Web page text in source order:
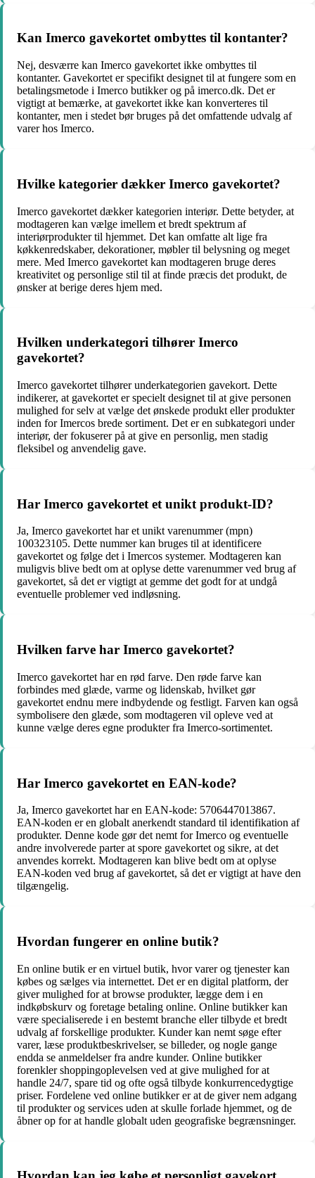
Kan Imerco gavekortet ombyttes til kontanter?
Nej, desværre kan Imerco gavekortet ikke ombyttes til
kontanter. Gavekortet er specifikt designet til at fungere som en
betalingsmetode i Imerco butikker og på imerco.dk. Det er
vigtigt at bemærke, at gavekortet ikke kan konverteres til
kontanter, men i stedet bør bruges på det omfattende udvalg af
varer hos Imerco.
Hvilke kategorier dækker Imerco gavekortet?
Imerco gavekortet dækker kategorien interiør. Dette betyder, at
modtageren kan vælge imellem et bredt spektrum af
interiørprodukter til hjemmet. Det kan omfatte alt lige fra
køkkenredskaber, dekorationer, møbler til belysning og meget
mere. Med Imerco gavekortet kan modtageren bruge deres
kreativitet og personlige stil til at finde præcis det produkt, de
ønsker at berige deres hjem med.
Hvilken underkategori tilhører Imerco
gavekortet?
Imerco gavekortet tilhører underkategorien gavekort. Dette
indikerer, at gavekortet er specielt designet til at give personen
mulighed for selv at vælge det ønskede produkt eller produkter
inden for Imercos brede sortiment. Det er en subkategori under
interiør, der fokuserer på at give en personlig, men stadig
fleksibel og anvendelig gave.
Har Imerco gavekortet et unikt produkt-ID?
Ja, Imerco gavekortet har et unikt varenummer (mpn)
100323105. Dette nummer kan bruges til at identificere
gavekortet og følge det i Imercos systemer. Modtageren kan
muligvis blive bedt om at oplyse dette varenummer ved brug af
gavekortet, så det er vigtigt at gemme det godt for at undgå
eventuelle problemer ved indløsning.
Hvilken farve har Imerco gavekortet?
Imerco gavekortet har en rød farve. Den røde farve kan
forbindes med glæde, varme og lidenskab, hvilket gør
gavekortet endnu mere indbydende og festligt. Farven kan også
symbolisere den glæde, som modtageren vil opleve ved at
kunne vælge deres egne produkter fra Imerco-sortimentet.
Har Imerco gavekortet en EAN-kode?
Ja, Imerco gavekortet har en EAN-kode: 5706447013867.
EAN-koden er en globalt anerkendt standard til identifikation af
produkter. Denne kode gør det nemt for Imerco og eventuelle
andre involverede parter at spore gavekortet og sikre, at det
anvendes korrekt. Modtageren kan blive bedt om at oplyse
EAN-koden ved brug af gavekortet, så det er vigtigt at have den
tilgængelig.
Hvordan fungerer en online butik?
En online butik er en virtuel butik, hvor varer og tjenester kan
købes og sælges via internettet. Det er en digital platform, der
giver mulighed for at browse produkter, lægge dem i en
indkøbskurv og foretage betaling online. Online butikker kan
være specialiserede i en bestemt branche eller tilbyde et bredt
udvalg af forskellige produkter. Kunder kan nemt søge efter
varer, læse produktbeskrivelser, se billeder, og nogle gange
endda se anmeldelser fra andre kunder. Online butikker
forenkler shoppingoplevelsen ved at give mulighed for at
handle 24/7, spare tid og ofte også tilbyde konkurrencedygtige
priser. Fordelene ved online butikker er at de giver nem adgang
til produkter og services uden at skulle forlade hjemmet, og de
åbner op for at handle globalt uden geografiske begrænsninger.